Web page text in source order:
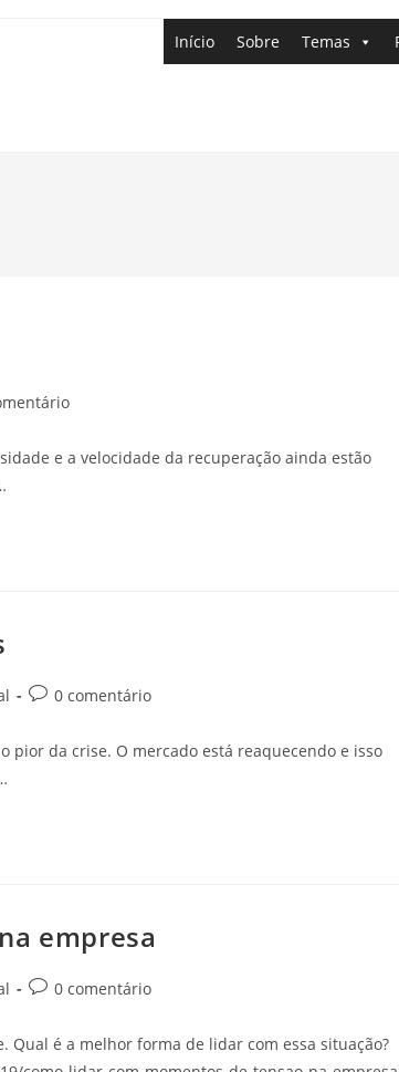
Início Sobre Temas
e a velocidade da recuperação ainda estão
0 comentário
pior da crise. O mercado está reaquecendo e isso
empresa
0 comentário
é a melhor forma de lidar com essa situação?